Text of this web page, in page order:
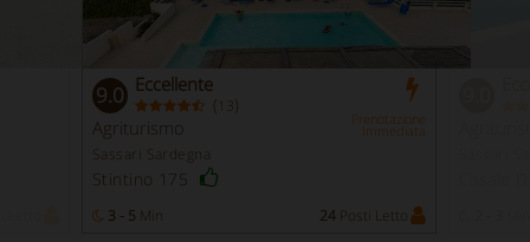
9.0 Eccellente
( 13 )
Prenotazione
Immediata
Agriturismo
Sassari Sardegna
Stintino 175
3 - 5 Min 24 Posti Letto